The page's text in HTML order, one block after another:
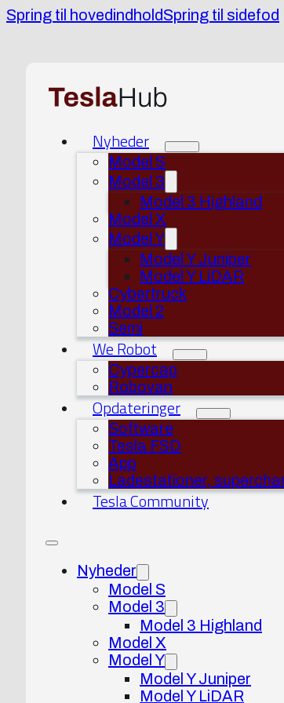
Spring til hovedindholdSpring til sidefod
Nyheder
Model S
Model 3
Model 3 Highland
Model X
Model Y
Model Y Juniper
Model Y LiDAR
Cybertruck
Model 2
Semi
We Robot
Cypercap
Robovan
Opdateringer
Software
Tesla FSD
App
Ladestationer,
Tesla Community
Nyheder
Model S
Model 3
Model 3 Highland
Model X
Model Y
Model Y Juniper
Model Y LiDAR